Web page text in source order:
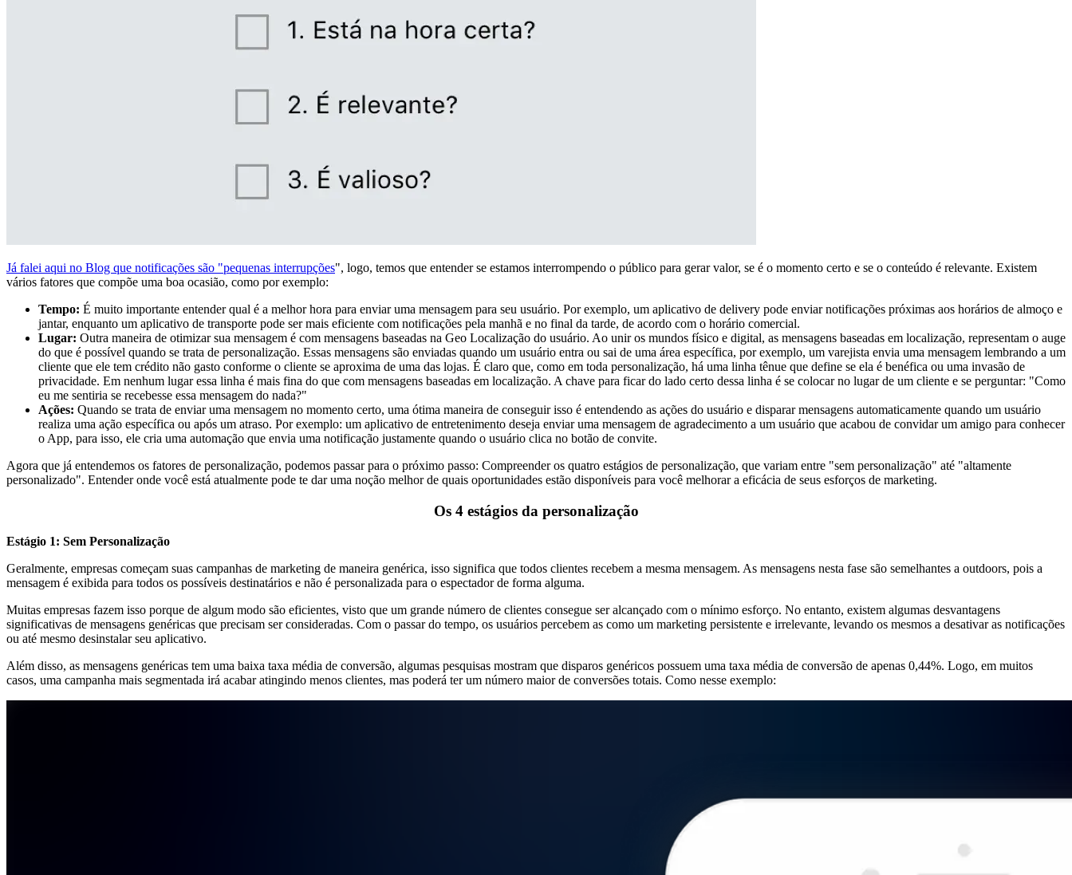
Já falei aqui no Blog que notificações são "pequenas interrupções", logo, temos que entender se estamos interrompendo o público para gerar valor, se é o momento certo e se o conteúdo é relevante. Existem
vários fatores que compõe uma boa ocasião, como por exemplo:
Tempo: É muito importante entender qual é a melhor hora para enviar uma mensagem para seu usuário. Por exemplo, um aplicativo de delivery pode enviar notificações próximas aos horários de almoço e
jantar, enquanto um aplicativo de transporte pode ser mais eficiente com notificações pela manhã e no final da tarde, de acordo com o horário comercial.
Lugar: Outra maneira de otimizar sua mensagem é com mensagens baseadas na Geo Localização do usuário. Ao unir os mundos físico e digital, as mensagens baseadas em localização, representam o auge
do que é possível quando se trata de personalização. Essas mensagens são enviadas quando um usuário entra ou sai de uma área específica, por exemplo, um varejista envia uma mensagem lembrando a um
cliente que ele tem crédito não gasto conforme o cliente se aproxima de uma das lojas. É claro que, como em toda personalização, há uma linha tênue que define se ela é benéfica ou uma invasão de
privacidade. Em nenhum lugar essa linha é mais fina do que com mensagens baseadas em localização. A chave para ficar do lado certo dessa linha é se colocar no lugar de um cliente e se perguntar: "Como
eu me sentiria se recebesse essa mensagem do nada?"
Ações: Quando se trata de enviar uma mensagem no momento certo, uma ótima maneira de conseguir isso é entendendo as ações do usuário e disparar mensagens automaticamente quando um usuário
realiza uma ação específica ou após um atraso. Por exemplo: um aplicativo de entretenimento deseja enviar uma mensagem de agradecimento a um usuário que acabou de convidar um amigo para conhecer
o App, para isso, ele cria uma automação que envia uma notificação justamente quando o usuário clica no botão de convite.
Agora que já entendemos os fatores de personalização, podemos passar para o próximo passo: Compreender os quatro estágios de personalização, que variam entre "sem personalização" até "altamente
personalizado". Entender onde você está atualmente pode te dar uma noção melhor de quais oportunidades estão disponíveis para você melhorar a eficácia de seus esforços de marketing.
Os 4 estágios da personalização
Estágio 1: Sem Personalização
Geralmente, empresas começam suas campanhas de marketing de maneira genérica, isso significa que todos clientes recebem a mesma mensagem. As mensagens nesta fase são semelhantes a outdoors, pois a
mensagem é exibida para todos os possíveis destinatários e não é personalizada para o espectador de forma alguma.
Muitas empresas fazem isso porque de algum modo são eficientes, visto que um grande número de clientes consegue ser alcançado com o mínimo esforço. No entanto, existem algumas desvantagens
significativas de mensagens genéricas que precisam ser consideradas. Com o passar do tempo, os usuários percebem as como um marketing persistente e irrelevante, levando os mesmos a desativar as notificações
ou até mesmo desinstalar seu aplicativo.
Além disso, as mensagens genéricas tem uma baixa taxa média de conversão, algumas pesquisas mostram que disparos genéricos possuem uma taxa média de conversão de apenas 0,44%. Logo, em muitos
casos, uma campanha mais segmentada irá acabar atingindo menos clientes, mas poderá ter um número maior de conversões totais. Como nesse exemplo: